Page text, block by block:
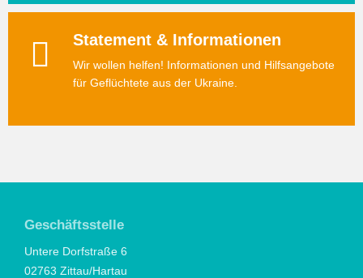
Statement & Informationen
Wir wollen helfen! Informationen und Hilfsangebote
für Geflüchtete aus der Ukraine.
Geschäftsstelle
Untere Dorfstraße 6
02763 Zittau/Hartau